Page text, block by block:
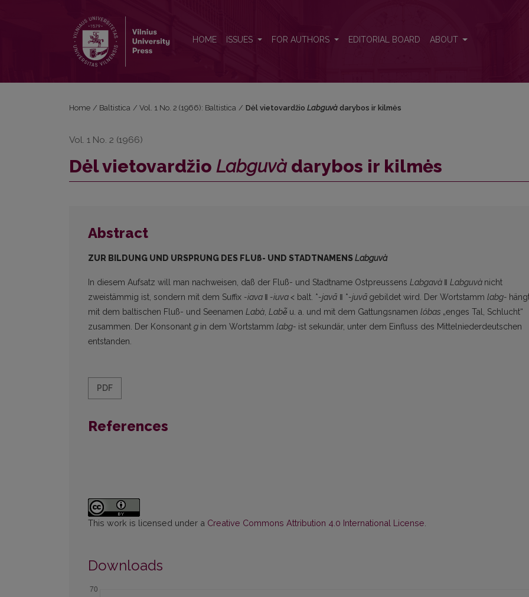
HOME ISSUES FOR AUTHORS EDITORIAL BOARD ABOUT
Home / Baltistica / Vol. 1 No. 2 (1966): Baltistica / Dėl vietovardžio Labguvàdarybos ir kilmės
Vol. 1 No. 2 (1966)
Dėl vietovardžio Labguvàdarybos ir kilmės
Abstract
ZUR BILDUNG UND URSPRUNG DES FLUß- UND STADTNAMENSLabguvà
In diesem Aufsatz will man nachweisen, daß der Fluß- und Stadtname Ostpreussens Lab­gavà ǁ Labguvà nicht
zweistämmig ist, sondern mit dem Suffix -iava ǁ -iuva < balt. *-javā ǁ *-juvā gebildet wird. Der Wortstamm labg-
mit dem baltischen Fluß- und Seenamen Labà, Labė̃ u. a. und mit dem Gattungsnamen lóbas „enges Tal, Schlucht“
zusammen. Der Konso­nant g in dem Wortstamm labg- ist sekundär, unter dem Einfluss des Mittelniederdeutschen
entstanden.
PDF
References
This work is licensed under a Creative Commons Attribution 4.0 International License
Downloads